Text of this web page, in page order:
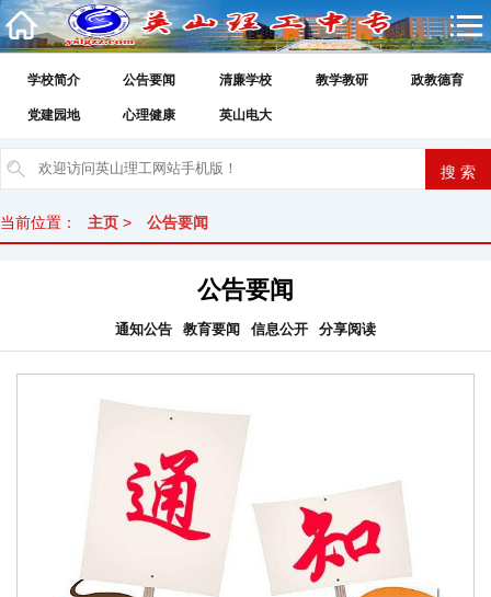
学校简介 公告要闻 清廉学校 教学教研 政教德育
党建园地 心理健康 英山电大
当前位置： 主页 > 公告要闻
公告要闻
通知公告 教育要闻 信息公开 分享阅读